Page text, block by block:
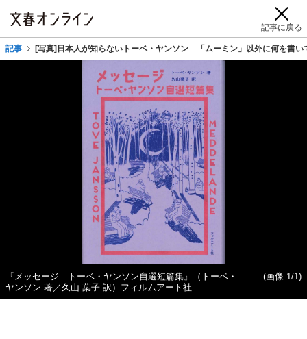
記事に戻る
記事 [写真]日本人が知らないトーベ・ヤンソン 「ムーミン」以外に何を書い
『メッセージ トーベ・ヤンソン自選短篇集』（トーベ・
ヤンソン 著／久山 葉子 訳）フィルムアート社
(画像 1/1)